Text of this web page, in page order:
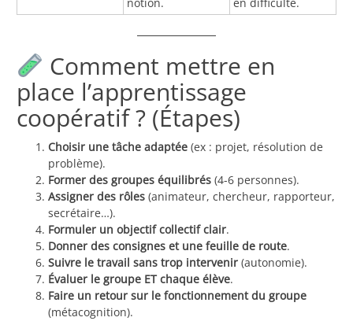
notion. en difficulté.
Comment mettre en
place l’apprentissage
coopératif ? (Étapes)
Choisir une tâche adaptée (ex : projet, résolution de
problème).
Former des groupes équilibrés (4-6 personnes).
Assigner des rôles (animateur, chercheur, rapporteur,
secrétaire…).
Formuler un objectif collectif clair.
Donner des consignes et une feuille de route.
Suivre le travail sans trop intervenir (autonomie).
Évaluer le groupe ET chaque élève.
Faire un retour sur le fonctionnement du groupe
(métacognition).